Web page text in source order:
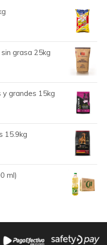
grasa 25kg
grandes 15kg
15.9kg
ml)